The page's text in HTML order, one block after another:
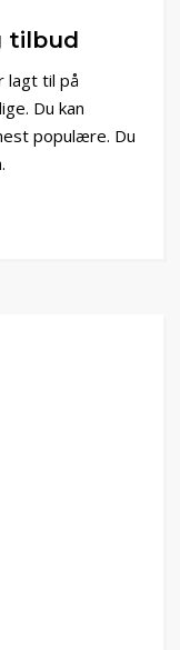
tilbud
lagt til på
Du kan
populære. Du